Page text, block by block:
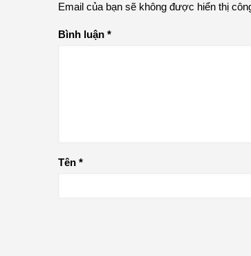
Email của bạn sẽ không được hiển thị
Bình luận *
Tên *